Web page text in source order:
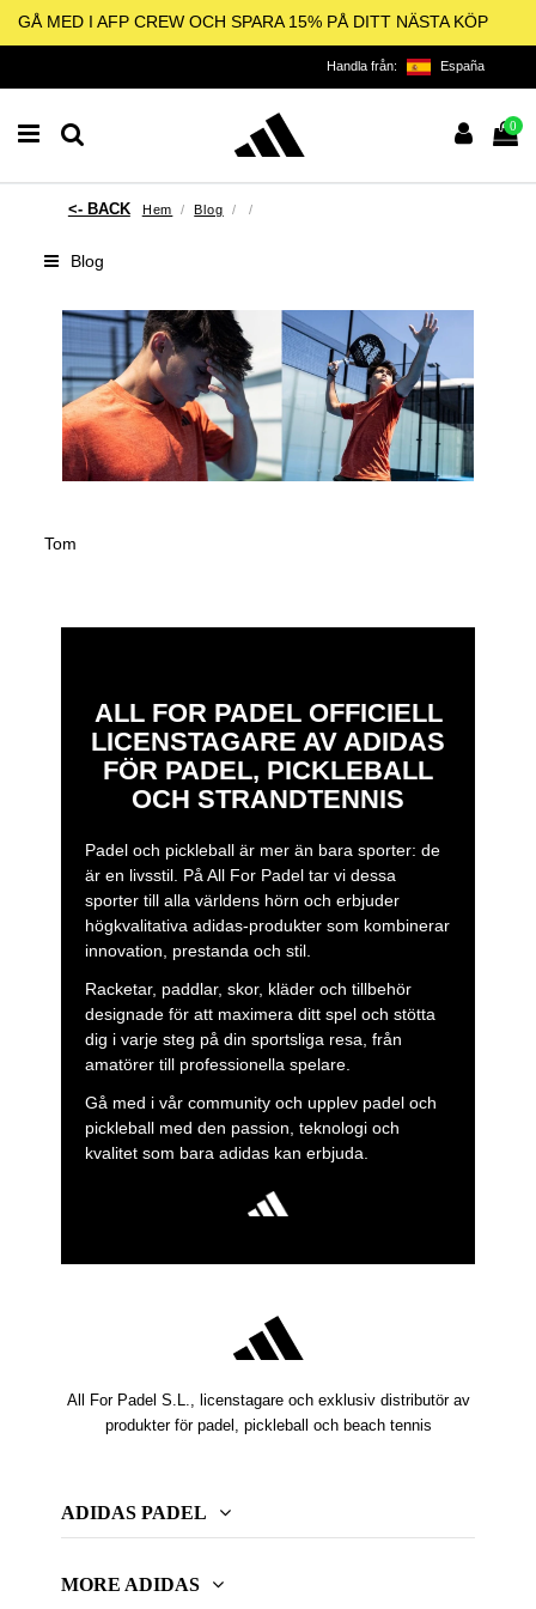
GÅ MED I AFP CREW OCH SPARA 15% PÅ DITT NÄSTA KÖP
Handla från: España
0
Hem Blog
Blog
Tom
ALL FOR PADEL OFFICIELL
LICENSTAGARE AV ADIDAS
FÖR PADEL, PICKLEBALL
OCH STRANDTENNIS
Padel och pickleball är mer än bara sporter: de
är en livsstil. På All For Padel tar vi dessa
sporter till alla världens hörn och erbjuder
högkvalitativa adidas-produkter som kombinerar
innovation, prestanda och stil.
Racketar, paddlar, skor, kläder och tillbehör
designade för att maximera ditt spel och stötta
dig i varje steg på din sportsliga resa, från
amatörer till professionella spelare.
Gå med i vår community och upplev padel och
pickleball med den passion, teknologi och
kvalitet som bara adidas kan erbjuda.
All For Padel S.L., licenstagare och exklusiv distributör av
produkter för padel, pickleball och beach tennis
ADIDAS PADEL
MORE ADIDAS